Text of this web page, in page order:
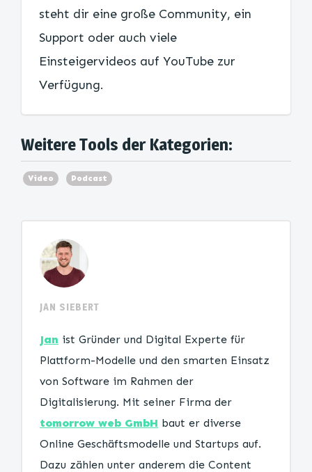
steht dir eine große Community, ein
Support oder auch viele
Einsteigervideos auf YouTube zur
Verfügung.
Weitere Tools der Kategorien:
Video Podcast
JAN SIEBERT
Jan ist Gründer und Digital Experte für
Plattform-Modelle und den smarten Einsatz
von Software im Rahmen der
Digitalisierung. Mit seiner Firma der
tomorrow web GmbH baut er diverse
Online Geschäftsmodelle und Startups auf.
Dazu zählen unter anderem die Content